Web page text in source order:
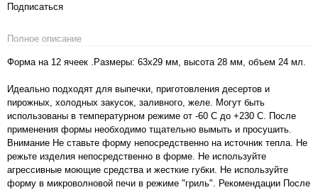
Подписаться
Полное описание
Форма на 12 ячеек .Размеры: 63х29 мм, высота 28 мм, объем 24 мл.
Идеально подходят для выпечки, приготовления десертов и
пирожных, холодных закусок, заливного, желе. Могут быть
использованы в температурном режиме от -60 С до +230 С. После
применения формы необходимо тщательно вымыть и просушить.
Внимание Не ставьте форму непосредственно на источник тепла. Не
режьте изделия непосредственно в форме. Не используйте
агрессивные моющие средства и жесткие губки. Не используйте
форму в микроволновой печи в режиме "гриль". Рекомендации После